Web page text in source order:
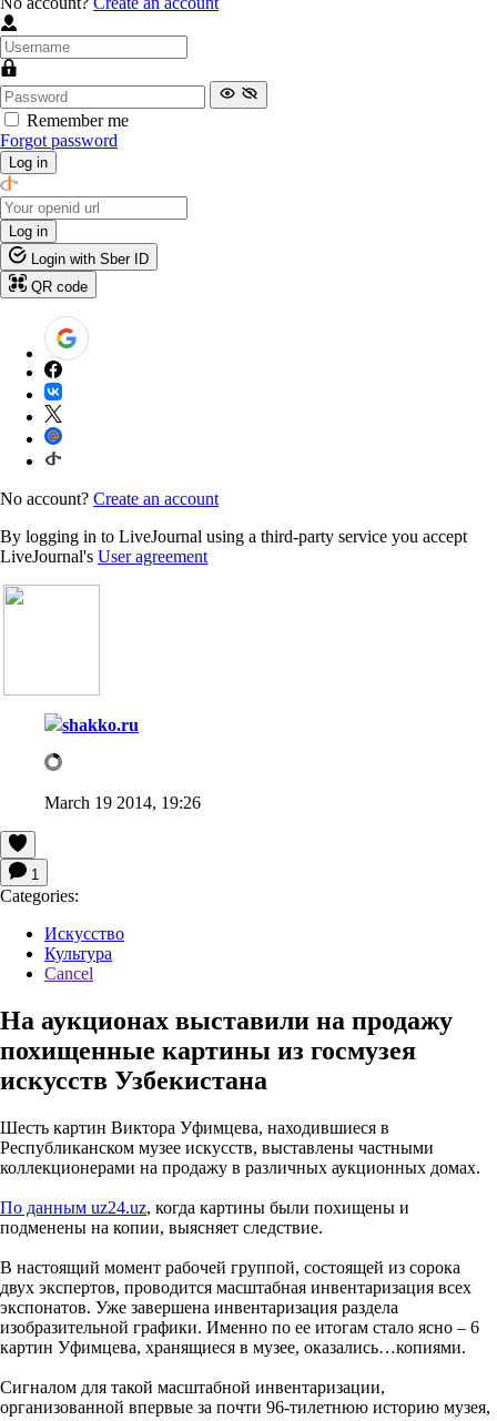
Remember me
Forgot password
Log in
Log in
Login with Sber ID
QR code
No account? Create an account
By logging in to LiveJournal using a third-party service you accept
LiveJournal's User agreement
shakko.ru
March 19 2014, 19:26
1
Categories:
Искусство
Культура
Cancel
На аукционах выставили на продажу
похищенные картины из госмузея
искусств Узбекистана
Шесть картин Виктора Уфимцева, находившиеся в
Республиканском музее искусств, выставлены частными
коллекционерами на продажу в различных аукционных домах.
По данным uz24.uz, когда картины были похищены и
подменены на копии, выясняет следствие.
В настоящий момент рабочей группой, состоящей из сорока
двух экспертов, проводится масштабная инвентаризация всех
экспонатов. Уже завершена инвентаризация раздела
изобразительной графики. Именно по ее итогам стало ясно – 6
картин Уфимцева, хранящиеся в музее, оказались…копиями.
Сигналом для такой масштабной инвентаризации,
организованной впервые за почти 96-тилетнюю историю музея,